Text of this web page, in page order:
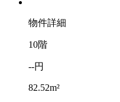
物件詳細
10階
--円
82.52m²